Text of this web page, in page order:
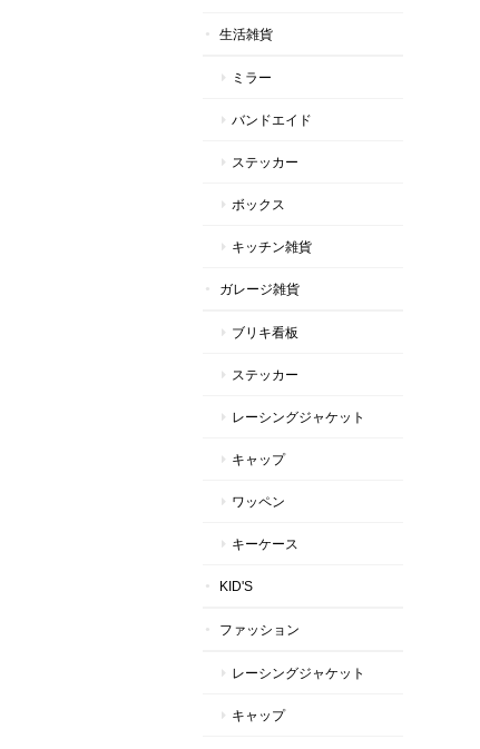
生活雑貨
ミラー
バンドエイド
ステッカー
ボックス
キッチン雑貨
ガレージ雑貨
ブリキ看板
ステッカー
レーシングジャケット
キャップ
ワッペン
キーケース
KID'S
ファッション
レーシングジャケット
キャップ